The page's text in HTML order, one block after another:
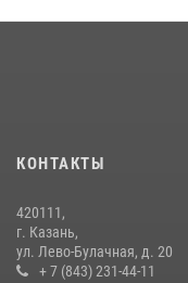
15 июля отмечается День
Росгвардии
15 июля 2026, 08:41
КОНТАКТЫ
420111,
г. Казань,
ул. Лево-Булачная, д. 20
+ 7 (843) 231-44-11